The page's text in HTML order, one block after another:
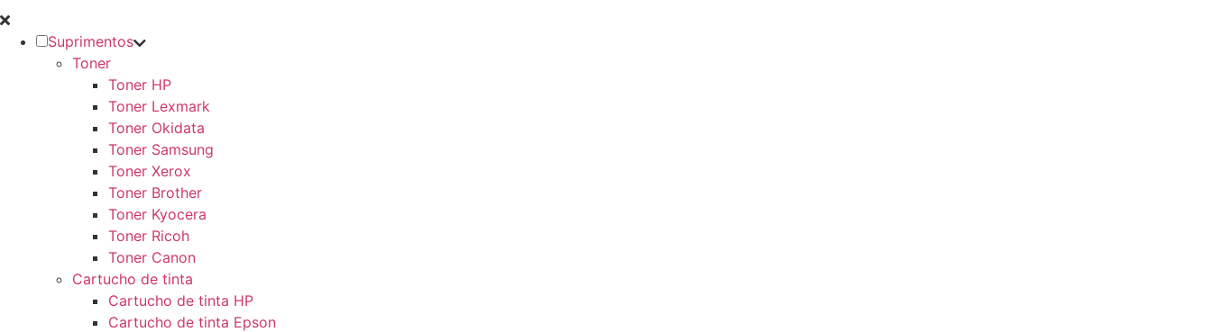
Suprimentos
Toner
Toner HP
Toner Lexmark
Toner Okidata
Toner Samsung
Toner Xerox
Toner Brother
Toner Kyocera
Toner Ricoh
Toner Canon
Cartucho de tinta
Cartucho de tinta HP
Cartucho de tinta Epson